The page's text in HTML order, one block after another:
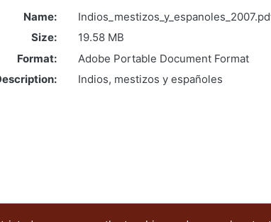
Name:
Size:
19.58 MB
Format:
Adobe Portable Document Format
Indios, mestizos y españoles